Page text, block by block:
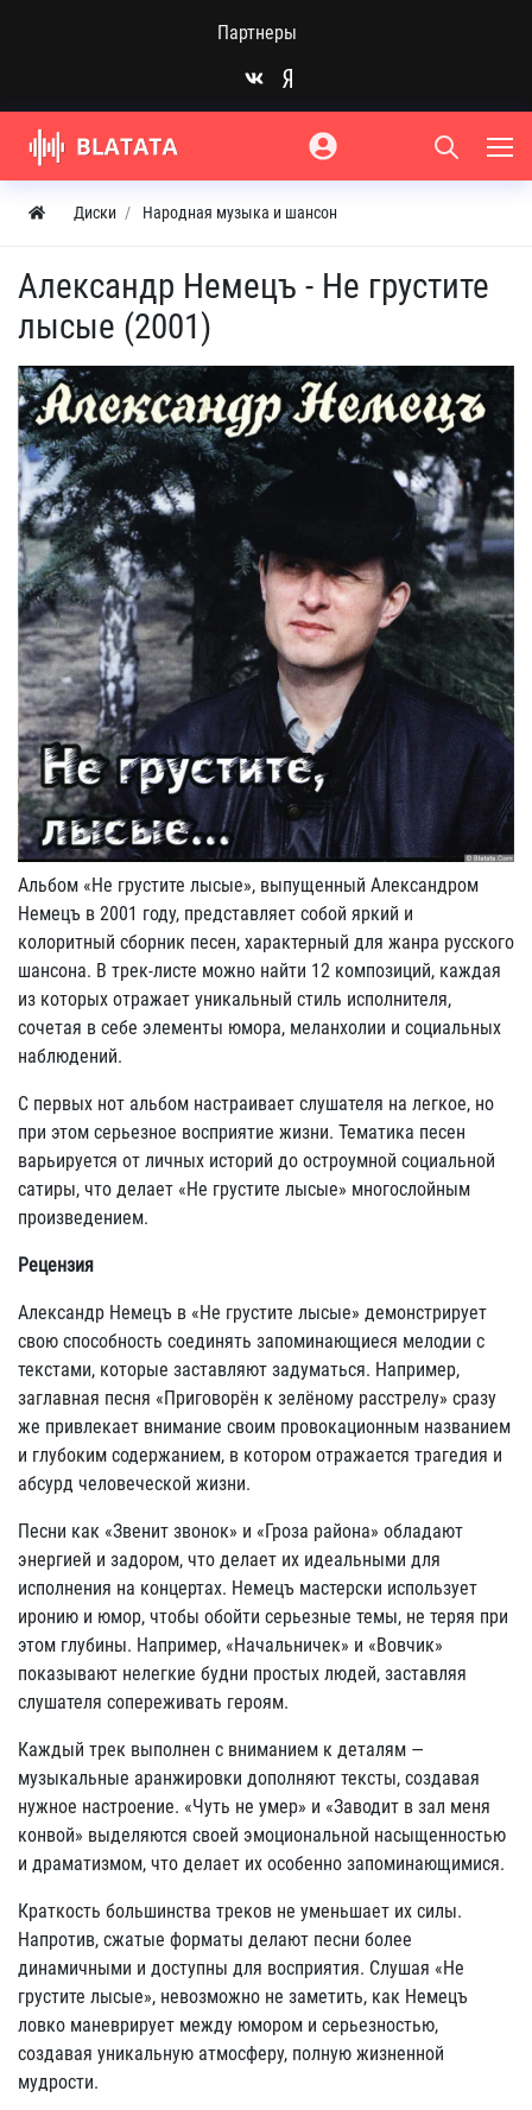
Партнеры
Диски Народная музыка и шансон
Александр Немецъ - Не грустите
лысые (2001)
Альбом «Не грустите лысые», выпущенный Александром
Немецъ в 2001 году, представляет собой яркий и
колоритный сборник песен, характерный для жанра русского
шансона. В трек-листе можно найти 12 композиций, каждая
из которых отражает уникальный стиль исполнителя,
сочетая в себе элементы юмора, меланхолии и социальных
наблюдений.
С первых нот альбом настраивает слушателя на легкое, но
при этом серьезное восприятие жизни. Тематика песен
варьируется от личных историй до остроумной социальной
сатиры, что делает «Не грустите лысые» многослойным
произведением.
Рецензия
Александр Немецъ в «Не грустите лысые» демонстрирует
свою способность соединять запоминающиеся мелодии с
текстами, которые заставляют задуматься. Например,
заглавная песня «Приговорён к зелёному расстрелу» сразу
же привлекает внимание своим провокационным названием
и глубоким содержанием, в котором отражается трагедия и
абсурд человеческой жизни.
Песни как «Звенит звонок» и «Гроза района» обладают
энергией и задором, что делает их идеальными для
исполнения на концертах. Немецъ мастерски использует
иронию и юмор, чтобы обойти серьезные темы, не теряя при
этом глубины. Например, «Начальничек» и «Вовчик»
показывают нелегкие будни простых людей, заставляя
слушателя сопереживать героям.
Каждый трек выполнен с вниманием к деталям —
музыкальные аранжировки дополняют тексты, создавая
нужное настроение. «Чуть не умер» и «Заводит в зал меня
конвой» выделяются своей эмоциональной насыщенностью
и драматизмом, что делает их особенно запоминающимися.
Краткость большинства треков не уменьшает их силы.
Напротив, сжатые форматы делают песни более
динамичными и доступны для восприятия. Слушая «Не
грустите лысые», невозможно не заметить, как Немецъ
ловко маневрирует между юмором и серьезностью,
создавая уникальную атмосферу, полную жизненной
мудрости.